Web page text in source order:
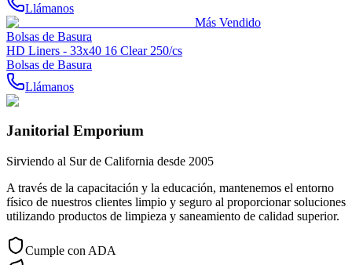
Llámanos
Más Vendido
Bolsas de Basura
HD Liners - 33x40 16 Clear 250/cs
Bolsas de Basura
Llámanos
Janitorial Emporium
Sirviendo al Sur de California desde 2005
A través de la capacitación y la educación, mantenemos el entorno
físico de nuestros clientes limpio y seguro al proporcionar soluciones
utilizando productos de limpieza y saneamiento de calidad superior.
Cumple con ADA